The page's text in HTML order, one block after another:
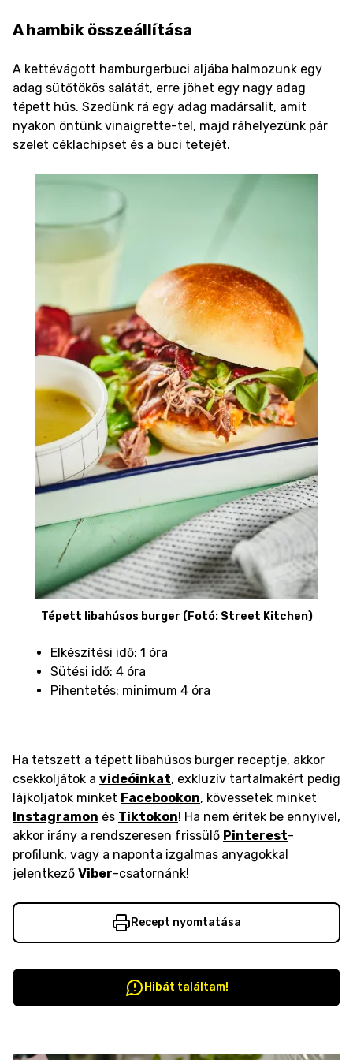
A hambik összeállítása
A kettévágott hamburgerbuci aljába halmozunk egy
adag sütőtökös salátát, erre jöhet egy nagy adag
tépett hús. Szedünk rá egy adag madársalit, amit
nyakon öntünk vinaigrette-tel, majd ráhelyezünk pár
szelet céklachipset és a buci tetejét.
Tépett libahúsos burger (Fotó: Street Kitchen)
Elkészítési idő: 1 óra
Sütési idő: 4 óra
Pihentetés: minimum 4 óra
Ha tetszett a tépett libahúsos burger receptje, akkor
csekkoljátok a videóinkat, exkluzív tartalmakért pedig
lájkoljatok minket Facebookon, kövessetek minket
Instagramon és Tiktokon! Ha nem éritek be ennyivel,
akkor irány a rendszeresen frissülő Pinterest-
profilunk, vagy a naponta izgalmas anyagokkal
jelentkező Viber-csatornánk!
Recept nyomtatása
Hibát találtam!